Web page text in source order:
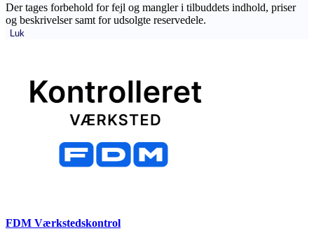
Der tages forbehold for fejl og mangler i tilbuddets indhold, priser
og beskrivelser samt for udsolgte reservedele.
Luk
FDM Værkstedskontrol